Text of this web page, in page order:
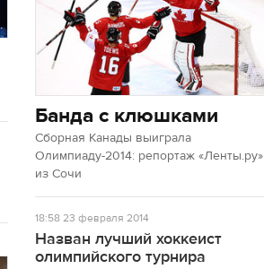
Банда с клюшками
Сборная Канады выиграла
Олимпиаду-2014: репортаж «Ленты.ру»
из Сочи
18:5823 февраля 2014
Назван лучший хоккеист
олимпийского турнира